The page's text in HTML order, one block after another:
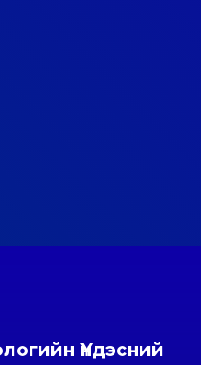
Үндэсний